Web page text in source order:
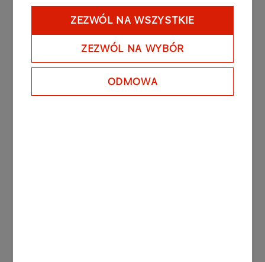
ZEZWÓL NA WSZYSTKIE
ZEZWÓL NA WYBÓR
ODMOWA
Możliwości zagospodarowania odnawialnych
paliw gazowych
Modelowanie sieci gazowej
Ekonomika pozyskania i użytkowania
niskoemisyjnych paliw gazowych